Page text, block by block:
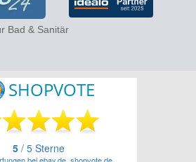
Bad & Sanitär